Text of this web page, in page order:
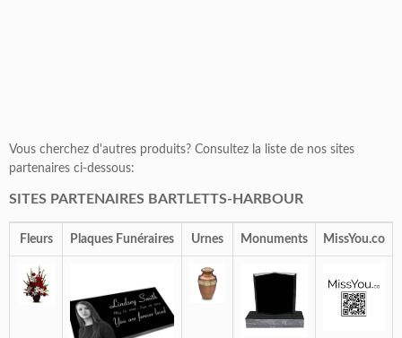
Vous cherchez d'autres produits? Consultez la liste de nos sites
partenaires ci-dessous:
SITES PARTENAIRES BARTLETTS-HARBOUR
Fleurs Plaques Funéraires Urnes Monuments MissYou.co